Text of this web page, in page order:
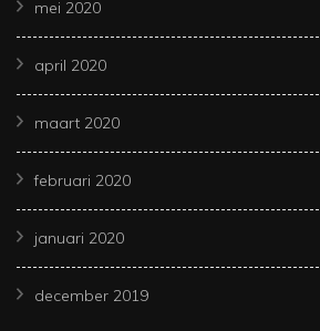
mei 2020
april 2020
maart 2020
februari 2020
januari 2020
december 2019